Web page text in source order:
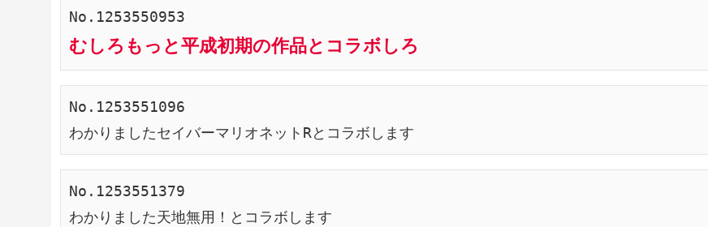
No.1253550953
むしろもっと平成初期の作品とコラボしろ
No.1253551096
わかりましたセイバーマリオネットRとコラボします
No.1253551379
わかりました天地無用！とコラボします